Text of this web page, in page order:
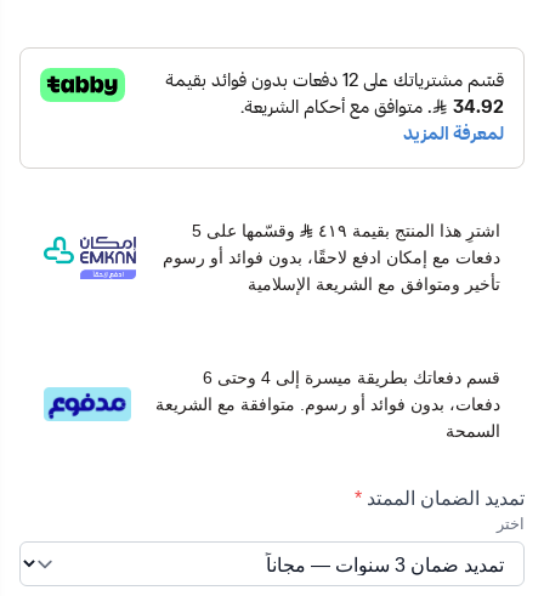
اشترِ هذا المنتج بقيمة ٤١٩
وقسّمها على 5
دفعات مع إمكان ادفع لاحقًا، بدون فوائد أو رسوم
تأخير ومتوافق مع الشريعة الإسلامية
قسم دفعاتك بطريقة ميسرة إلى 4 وحتى 6
دفعات، بدون فوائد أو رسوم. متوافقة مع الشريعة
السمحة
تمديد الضمان الممتد *
اختر